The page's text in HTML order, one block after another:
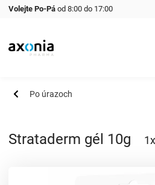
Volejte Po-Pá od 8:00 do 17:00
Po úrazoch
Strataderm gél 10g